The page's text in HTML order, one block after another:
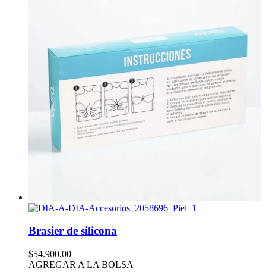
Brasier de silicona
$54.900,00
AGREGAR A LA BOLSA